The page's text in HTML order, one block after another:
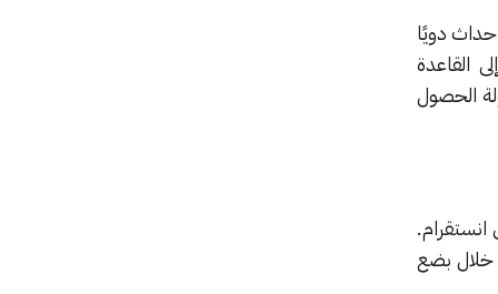
تي الذي أحداث دويًا
القاعدة
الحصول
خلال بضع